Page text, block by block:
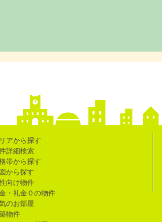
アから探す
詳細検索
帯から探す
から探す
向け物件
・礼金０の物件
のお部屋
物件